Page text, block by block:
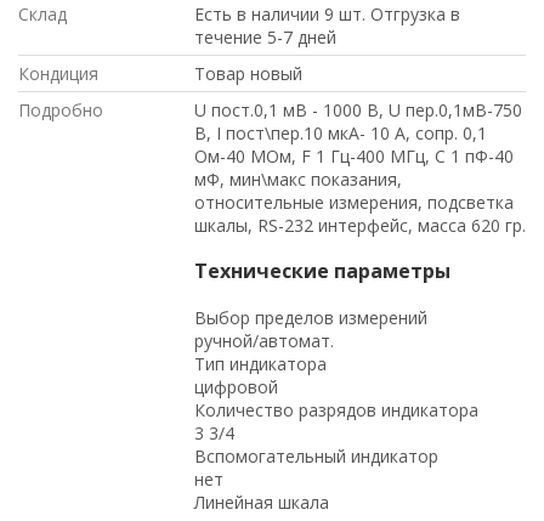
Склад
Есть в наличии 9 шт. Отгрузка в
течение 5-7 дней
Кондиция
Товар новый
Подробно
U пост.0,1 мВ - 1000 В, U пер.0,1мВ-750
В, I пост\пер.10 мкА- 10 А, сопр. 0,1
Ом-40 МОм, F 1 Гц-400 МГц, С 1 пФ-40
мФ, мин\макс показания,
относительные измерения, подсветка
шкалы, RS-232 интерфейс, масса 620 гр.
Технические параметры
Выбор пределов измерений
ручной/автомат.
Тип индикатора
цифровой
Количество разрядов индикатора
3 3/4
Вспомогательный индикатор
нет
Линейная шкала